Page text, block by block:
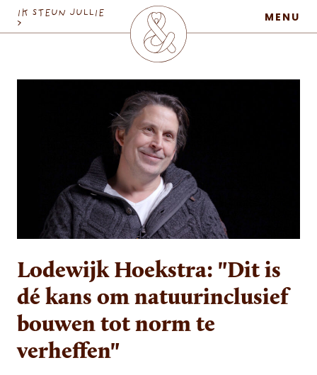
MaatschapWij
MENU
IK STEUN JULLIE
>
Lodewijk Hoekstra: "Dit is
dé kans om natuurinclusief
bouwen tot norm te
verheffen"